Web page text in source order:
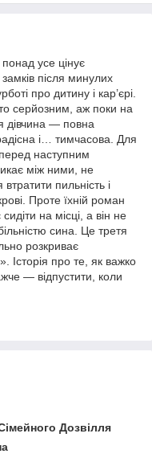
усе цінує
після минулих
про дитину і кар’єрі.
серйозним, аж поки на
дівчина — повна
і… тимчасова. Для
наступним
між ними, не
пильність і
Проте їхній роман
на місці, а він не
сина. Це третя
розкриває
Історія про те, як важко
— відпустити, коли
Дозвілля